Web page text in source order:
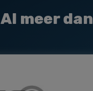
Al meer dan